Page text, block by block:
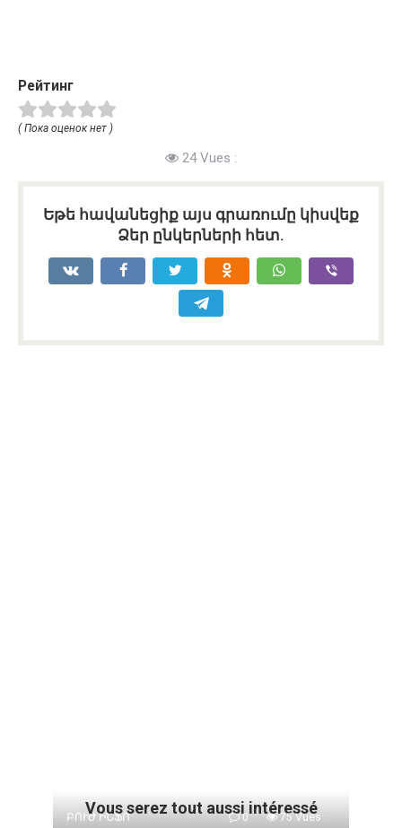
Рейтинг
( Пока оценок нет )
24 Vues :
Եթե հավանեցիք այս գրառումը կիսվեք
Ձեր ընկերների հետ.
Vous serez tout aussi intéressé
ԲՈՒԺ ԻՆՖՈ 0 75 Vues :